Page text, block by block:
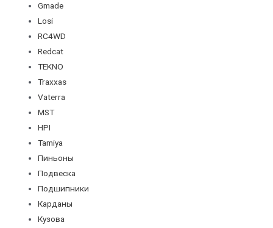
Gmade
Losi
RC4WD
Redcat
TEKNO
Traxxas
Vaterra
MST
HPI
Tamiya
Пиньоны
Подвеска
Подшипники
Карданы
Кузова